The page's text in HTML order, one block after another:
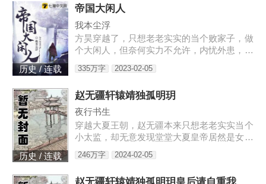
“陛下，本宫来侍寝。”女皇帝情急之下连忙吹
灭灯火，“小赵子，你替朕伺候皇后，以后便
是朕的心腹！”
历史 / 连载
帝国大闲人
我本尘浮
方昊穿越了，只想老老实实的当个败家子，做
个大闲人，但奈何实力不允许，内忧外患，愣
田，发展工业，驱除外侵……笔趣阁各位书友
335万字 2023-02-05
历史 / 连载
赵无疆轩辕靖独孤明玥
夜行书生
穿越大夏王朝，赵无疆本来只想老老实实当个
小太监，却无意发现堂堂大夏皇帝居然是女儿
身！“大胆奴才，竟然还没净身，朕诛你九
族！”“大胆陛下，你也不想你的秘密被人发现
246万字 2024-02-05